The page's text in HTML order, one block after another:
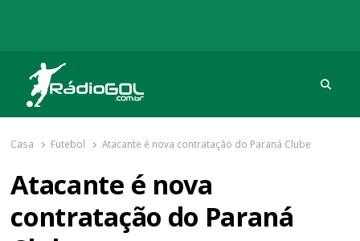
Rádio Gol
Há mais de 20 anos com as melhores coberturas
Casa Futebol Atacante é nova contratação do Paraná Clube
Atacante é nova
contratação do Paraná